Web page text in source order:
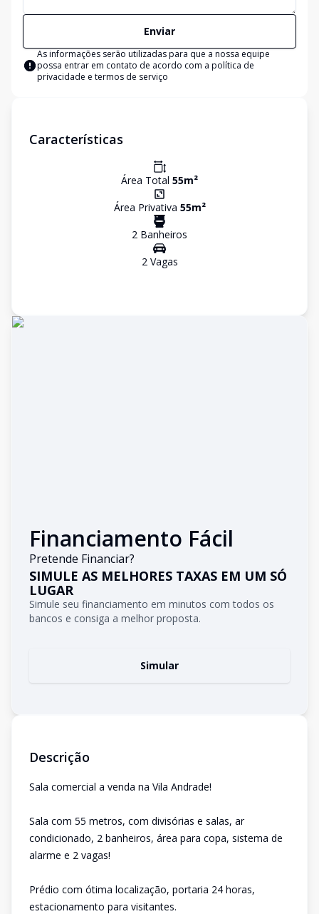
Enviar
As informações serão utilizadas para que a nossa equipe
possa entrar em contato de acordo com a política de
privacidade e termos de serviço
Características
Área Total 55m²
Área Privativa 55m²
2 Banheiros
2Vagas
Financiamento Fácil
Pretende Financiar?
SIMULE AS MELHORES TAXAS EM UM SÓ
LUGAR
Simule seu financiamento em minutos com todos os
bancos e consiga a melhor proposta.
Simular
Descrição
Sala comercial a venda na Vila Andrade!
Sala com 55 metros, com divisórias e salas, ar
condicionado, 2 banheiros, área para copa, sistema de
alarme e 2 vagas!
Prédio com ótima localização, portaria 24 horas,
estacionamento para visitantes.